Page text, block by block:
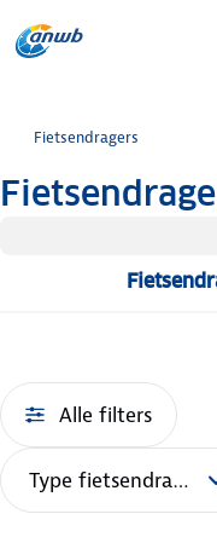
Fietsendragers
Alle filters
Type fietsendrager